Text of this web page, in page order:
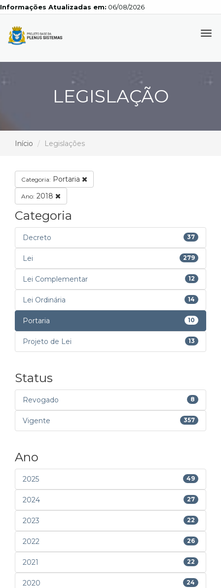
Atualizadas em: 06/08/2026
LEGISLAÇÃO
Início Legislações
Categoria: Portaria
Ano: 2018
Categoria
Decreto 37
Lei 279
Lei Complementar 12
Lei Ordinária 14
Portaria 10
Projeto de Lei 13
Status
Revogado 8
Vigente 357
Ano
2025 49
2024 27
2023 22
2022 26
2021 22
2020 24